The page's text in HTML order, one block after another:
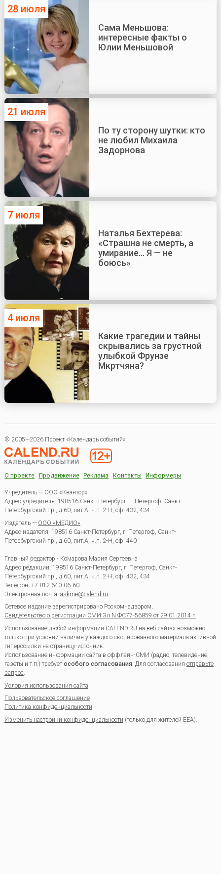
28 июля
Сама Меньшова:
интересные факты о
Юлии Меньшовой
21 июля
По ту сторону шутки: кто
не любил Михаила
Задорнова
7 июля
Наталья Бехтерева:
«Страшна не смерть, а
умирание... Я — не
боюсь»
4 июля
Какие трагедии и тайны
скрывались за грустной
улыбкой Фрунзе
Мкртчяна?
© 2005—2026 Проект «Календарь событий»
О проекте Продвижение Реклама Контакты Информеры
Учредитель — ООО «Квантор»
Адрес учредителя: 198516 Санкт-Петербург, г. Петергоф, Санкт-
Петербургский пр., д.60, лит.А, ч.п. 2-Н, оф. 432, 434
Издатель — ООО «МЕДИО»
Адрес издателя: 198516 Санкт-Петербург, г. Петергоф, Санкт-
Петербургский пр., д.60, лит.А, ч.п. 2-Н, оф. 440
Главный редактор - Комарова Мария Сергеевна
Адрес редакции: 198516 Санкт-Петербург, г. Петергоф Санкт-
Петербургский пр., д.60, лит.А, ч.п. 2-Н, оф. 432, 434
Телефон: +7 812 640-06-60
Электронная почта: askme@calend.ru
Сетевое издание зарегистрировано Роскомнадзором,
Свидетельство о регистрации СМИ Эл.N ФС77-56859 от 29.01.2014 г.
Использование любой информации CALEND.RU на веб-сайтах возможно
только при условии наличия у каждого скопированного материала активной
гиперссылки на страницу-источник.
Использование информации сайта в оффлайн-СМИ (радио, телевидение,
газеты и т.п.) требуетособого согласования. Для согласования отправьте
запрос.
Условия использования сайта
Пользовательское соглашение
Политика конфиденциальности
Изменить настройки конфиденциальности (только для жителей EEA).